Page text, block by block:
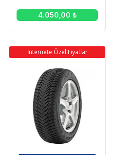
4.050,00 ₺
İnternete Özel Fiyatlar